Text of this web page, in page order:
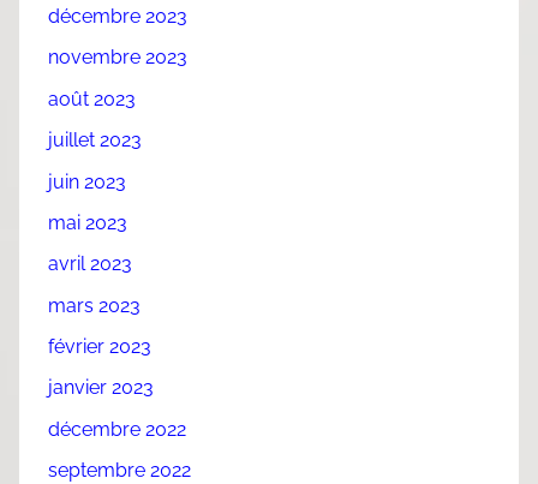
décembre 2023
novembre 2023
août 2023
juillet 2023
juin 2023
mai 2023
avril 2023
mars 2023
février 2023
janvier 2023
décembre 2022
septembre 2022